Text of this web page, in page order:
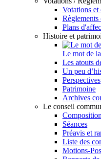
Votations et
Plans
Histoire et
Le mot de
Les atouts
Un peu
Perspectives
Patrimoine
Archives
Le conseil
Composition
Séances
Préavis et
Liste des
Motions-